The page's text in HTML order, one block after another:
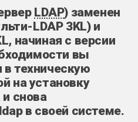
LDAP) заменен
LDAP 3KL) и
начиная с версии
вы
техническую
на установку
и снова
в своей системе.